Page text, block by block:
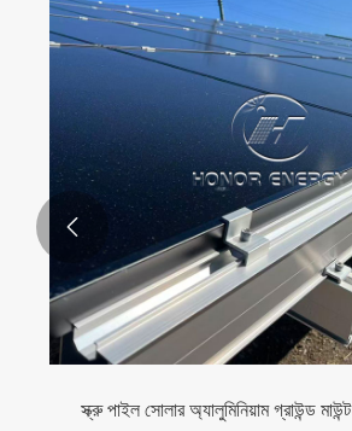
স্ক্রু পাইল সোলার অ্যালুমিনিয়াম গ্রাউন্ড মাউন্ট
